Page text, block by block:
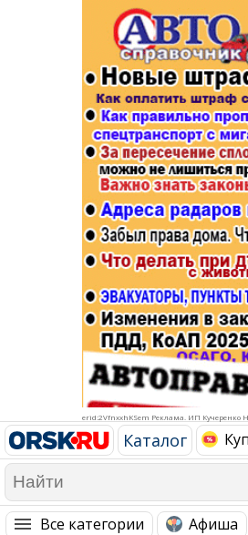
erid:2VfnxxhKSem Реклама. ИП Кучеренко
Каталог
Все категории Афиша
Афиша
Строительство и ремонт
Авто и мото
Рестораны, кафе, бары
Спорт Фитнес
Недвижимость
Красота Косметология
Медицина Здоровье
Путешествия, Туризм
Гостиницы
Образование
Это
Популярное →
Строительство и ремонт